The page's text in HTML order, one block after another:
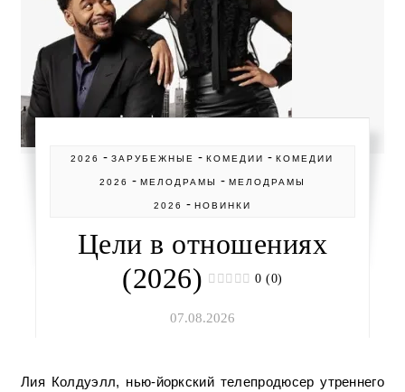
2026 -ЗАРУБЕЖНЫЕ -КОМЕДИИ -КОМЕДИИ
2026 - МЕЛОДРАМЫ - МЕЛОДРАМЫ
2026 - НОВИНКИ
Цели в отношениях
(2026)
0 (0)
07.08.2026
Лия Колдуэлл, нью-йоркский телепродюсер утреннего